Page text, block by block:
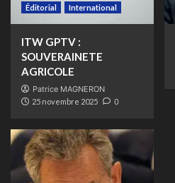
Éditorial
International
ITW GPTV :
SOUVERAINETE
AGRICOLE
Patrice MAGNERON
25 novembre 2025 0